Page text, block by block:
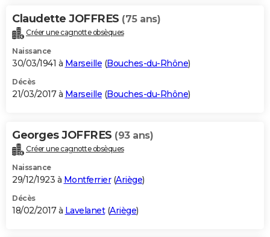
Claudette JOFFRES (75 ans)
Créer une cagnotte obsèques
Naissance
30/03/1941 à Marseille (Bouches-du-Rhône)
Décès
21/03/2017 à Marseille (Bouches-du-Rhône)
Georges JOFFRES (93 ans)
Créer une cagnotte obsèques
Naissance
29/12/1923 à Montferrier(Ariège)
Décès
18/02/2017 à Lavelanet(Ariège)